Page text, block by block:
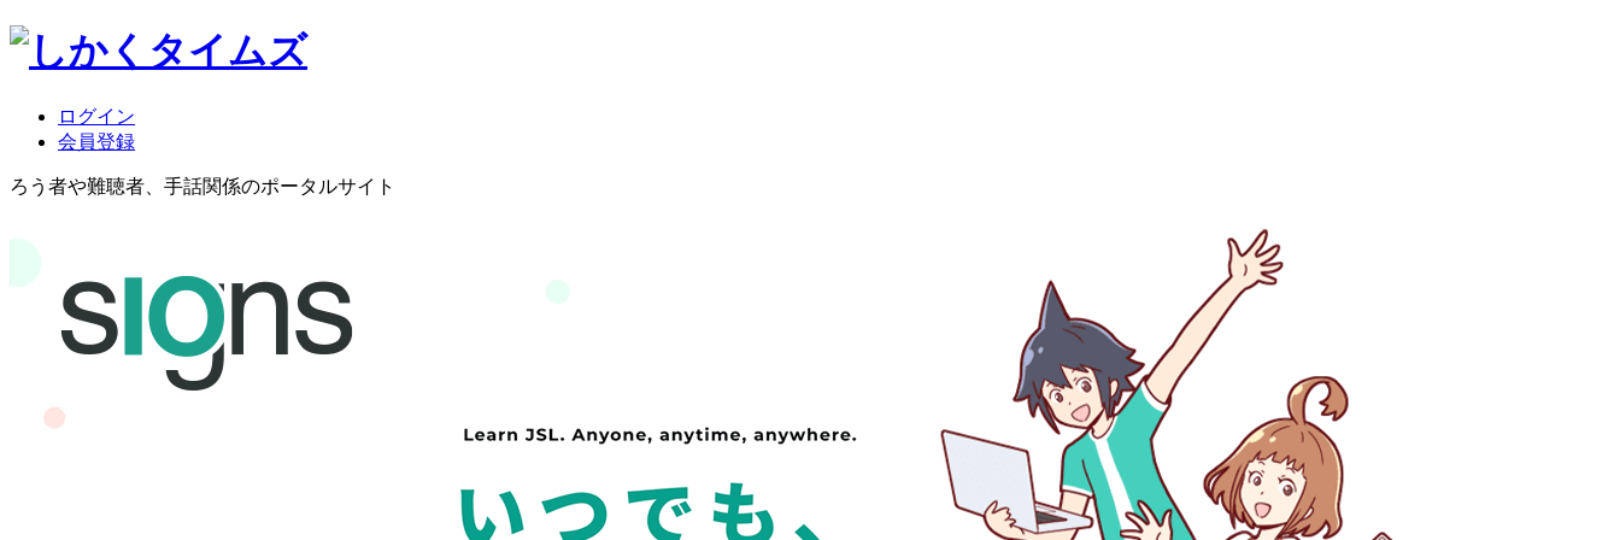
ログイン
会員登録
ろう者や難聴者、手話関係のポータルサイト